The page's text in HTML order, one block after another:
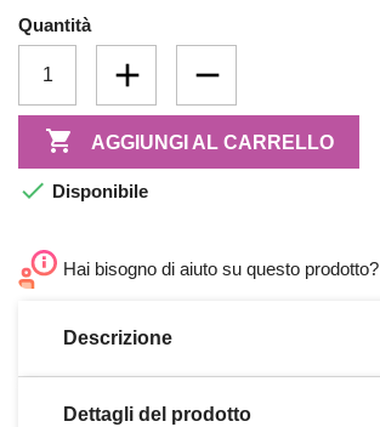
Quantità
 AGGIUNGI AL CARRELLO
 Disponibile
Hai bisogno di aiuto su questo prodotto?
Descrizione
Dettagli del prodotto